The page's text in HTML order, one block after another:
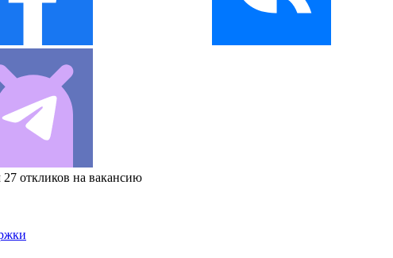
откликов на вакансию